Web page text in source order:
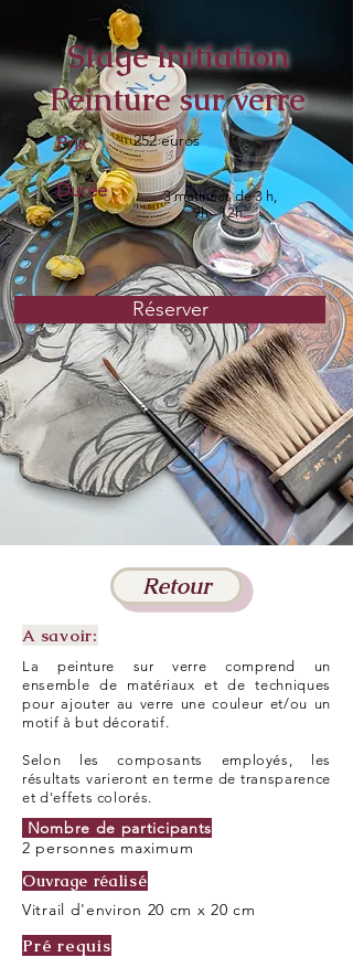
Stage initiation
Peinture sur verre
Prix 252 euros
Durée
3 matinées de 3 h,
9h - 12h.
Réserver
Retour
A savoir:
La peinture sur verre comprend un
ensemble de matériaux et de techniques
pour ajouter au verre une couleur et/ou un
motif à but décoratif.
Selon les composants employés, les
résultats varieront en terme de transparence
et d'effets colorés.
Nombre de participants
2 personnes maximum
Ouvrage réalisé
Vitrail d'environ 20 cm x 20 cm
Pré requis